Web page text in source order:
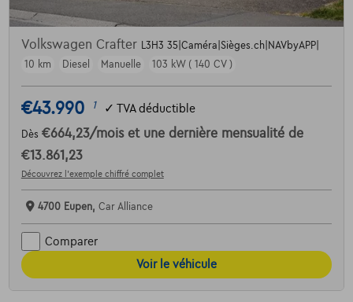
Volkswagen Crafter L3H3 35|Caméra|Sièges.ch|NAVbyAPP|
10 km
Diesel Manuelle 103 kW ( 140 CV )
€43.990 1 ✓ TVA déductible
Dès €664,23/mois et une dernière mensualité de
€13.861,23
Découvrez l’exemple chiffré complet
4700 Eupen, Car Alliance
Comparer
Voir le véhicule